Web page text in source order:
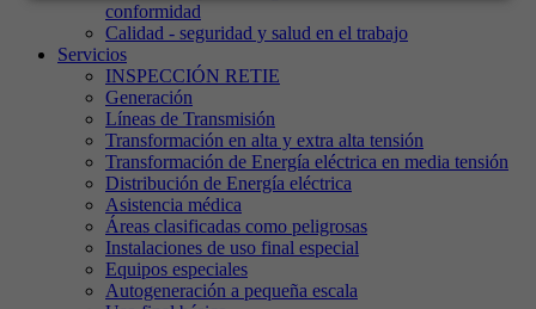
conformidad
Calidad - seguridad y salud en el trabajo
Servicios
INSPECCIÓN RETIE
Generación
Líneas de Transmisión
Transformación en alta y extra alta tensión
Transformación de Energía eléctrica en media tensión
Distribución de Energía eléctrica
Asistencia médica
Áreas clasificadas como peligrosas
Instalaciones de uso final especial
Equipos especiales
Autogeneración a pequeña escala